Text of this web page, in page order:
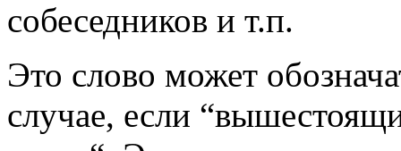
собеседников и т.п.
Это слово может
случае, если